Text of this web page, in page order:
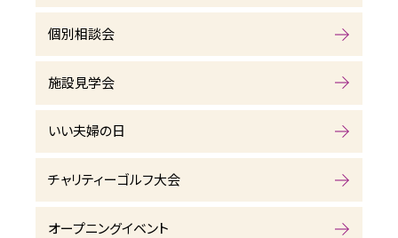
個別相談会
施設見学会
いい夫婦の日
チャリティーゴルフ大会
オープニングイベント